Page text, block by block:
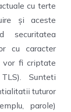
cu terte
și aceste
securitatea
cu caracter
vor fi criptate
Sunteti
tuturor
parole)